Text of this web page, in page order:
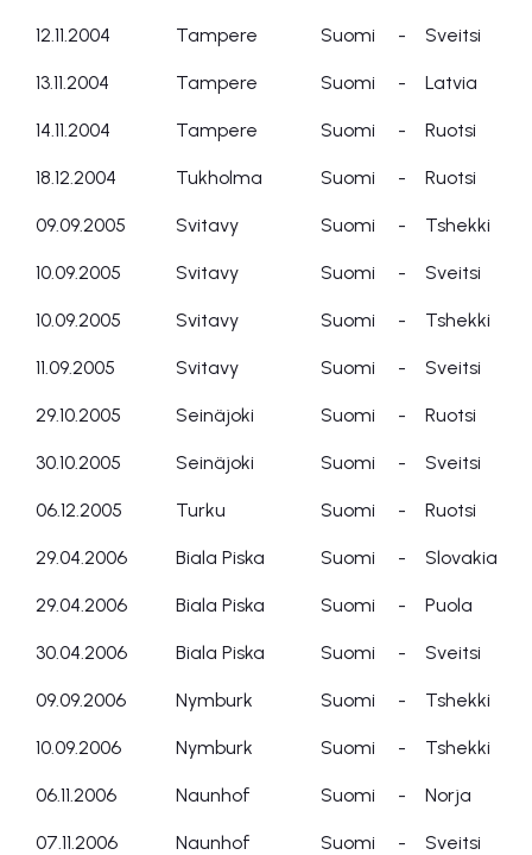
12.11.2004 Tampere Suomi - Sveitsi
13.11.2004 Tampere Suomi - Latvia
14.11.2004 Tampere Suomi - Ruotsi
18.12.2004 Tukholma Suomi - Ruotsi
09.09.2005 Svitavy Suomi - Tshekki
10.09.2005 Svitavy Suomi - Sveitsi
10.09.2005 Svitavy Suomi - Tshekki
11.09.2005 Svitavy Suomi - Sveitsi
29.10.2005 Seinäjoki Suomi - Ruotsi
30.10.2005 Seinäjoki Suomi - Sveitsi
06.12.2005 Turku Suomi - Ruotsi
29.04.2006 Biala Piska Suomi - Slovakia
29.04.2006 Biala Piska Suomi - Puola
30.04.2006 Biala Piska Suomi - Sveitsi
09.09.2006 Nymburk Suomi - Tshekki
10.09.2006 Nymburk Suomi - Tshekki
06.11.2006 Naunhof Suomi - Norja
07.11.2006 Naunhof Suomi - Sveitsi